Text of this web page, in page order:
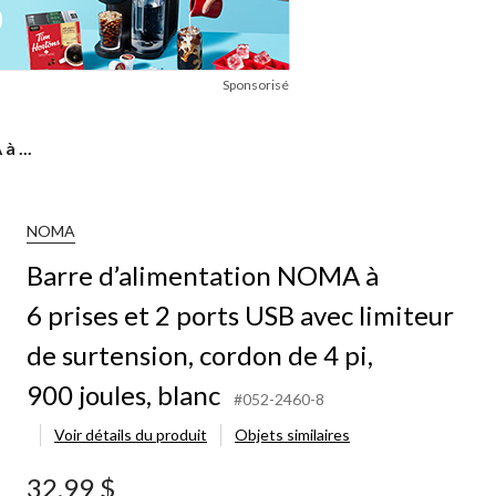
Sponsorisé
...
NOMA
Barre d’alimentation NOMA à
6 prises et 2 ports USB avec limiteur
de surtension, cordon de 4 pi,
900 joules, blanc
#052-2460-8
Voir détails du produit
Objets similaires
32,99 $